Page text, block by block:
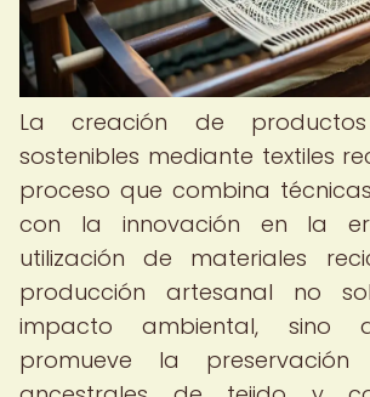
La creación de productos
sostenibles mediante textiles
proceso que combina
con la innovación en la
utilización de materiales
producción artesanal no
impacto ambiental, sino
promueve la